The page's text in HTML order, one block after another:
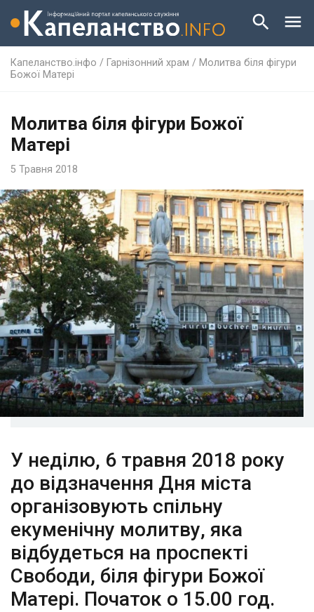
Капеланство.інфо / Гарнізонний храм / Молитва біля фігури
Божої Матері
Молитва біля фігури Божої
Матері
5 Травня 2018
У неділю, 6 травня 2018 року
до відзначення Дня міста
організовують спільну
екуменічну молитву, яка
відбудеться на проспекті
Свободи, біля фігури Божої
Матері. Початок о 15.00 год.